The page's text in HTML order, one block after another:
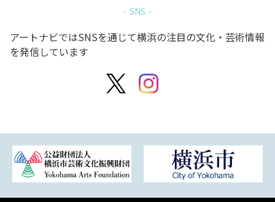
SNS
アートナビではSNSを通じて横浜の注目の文化・芸術情報
を発信しています